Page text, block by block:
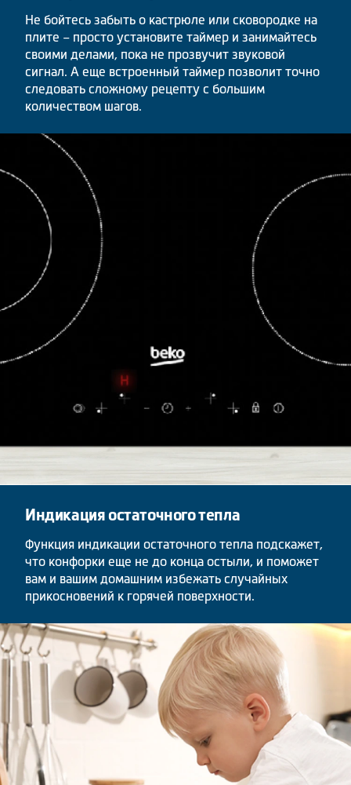
Не бойтесь забыть о кастрюле или сковородке на
плите – просто установите таймер и занимайтесь
своими делами, пока не прозвучит звуковой
сигнал. А еще встроенный таймер позволит точно
следовать сложному рецепту с большим
количеством шагов.
Индикация остаточного тепла
Функция индикации остаточного тепла подскажет,
что конфорки еще не до конца остыли, и поможет
вам и вашим домашним избежать случайных
прикосновений к горячей поверхности.